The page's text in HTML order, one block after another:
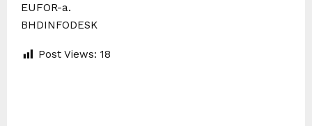
EUFOR-a.
BHDINFODESK
Post Views: 18